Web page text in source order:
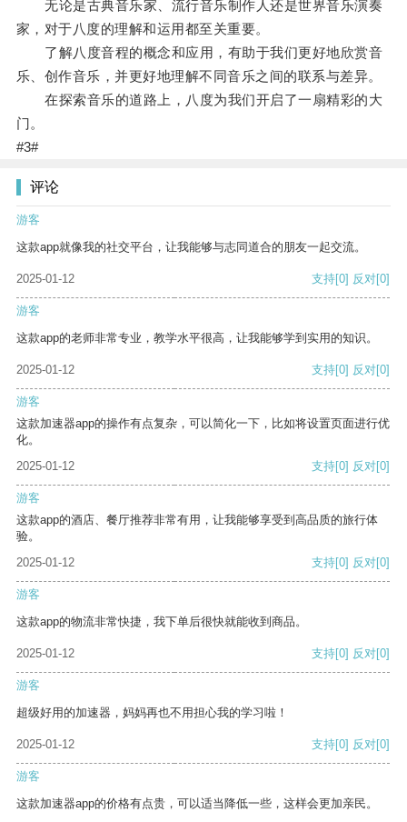
无论是古典音乐家、流行音乐制作人还是世界音乐演奏
家，对于八度的理解和运用都至关重要。
了解八度音程的概念和应用，有助于我们更好地欣赏音
乐、创作音乐，并更好地理解不同音乐之间的联系与差异。
在探索音乐的道路上，八度为我们开启了一扇精彩的大
门。
#3#
评论
游客
这款app就像我的社交平台，让我能够与志同道合的朋友一起交流。
2025-01-12 支持[0] 反对[0]
游客
这款app的老师非常专业，教学水平很高，让我能够学到实用的知识。
2025-01-12 支持[0] 反对[0]
游客
这款加速器app的操作有点复杂，可以简化一下，比如将设置页面进行优
化。
2025-01-12
支持[0] 反对[0]
游客
这款app的酒店、餐厅推荐非常有用，让我能够享受到高品质的旅行体
验。
2025-01-12
支持[0] 反对[0]
游客
这款app的物流非常快捷，我下单后很快就能收到商品。
2025-01-12 支持[0] 反对[0]
游客
超级好用的加速器，妈妈再也不用担心我的学习啦！
2025-01-12 支持[0] 反对[0]
游客
这款加速器app的价格有点贵，可以适当降低一些，这样会更加亲民。